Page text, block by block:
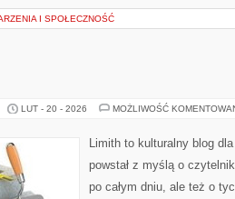
I SPOŁECZNOŚĆ
LUT - 20 - 2026 MOŻLIWOŚĆ
Limith to kulturalny blog
powstał z myślą o
po całym dniu, ale też o